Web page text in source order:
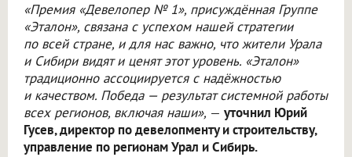
«Премия «Девелопер № 1», присуждённая Группе
«Эталон», связана с успехом нашей стратегии
по всей стране, и для нас важно, что жители Урала
и Сибири видят и ценят этот уровень. «Эталон»
традиционно ассоциируется с надёжностью
и качеством. Победа — результат системной работы
всех регионов, включая наши», — уточнил Юрий
Гусев, директор по девелопменту и строительству,
управление по регионам Урал и Сибирь.